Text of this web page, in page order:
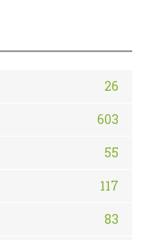
26
603
55
117
83